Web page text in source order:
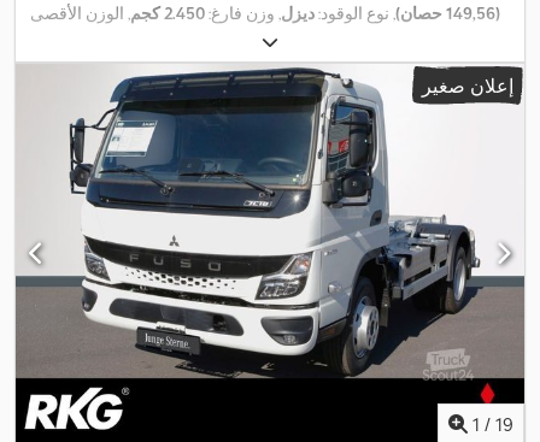
(149,56 حصان)
, نوع الوقود:ديزل , وزن فارغ:2.450 كجم
, الوزن الأقصى
, الوزن الإجمالي:
قاعدة العجلات:3.585 مم , وقود:ديزل, لون:رمادي, كابينة السائق:كابينة
نهارية, نوع التروس:ميكانيكي, فئة الانبعاثات:يورو 6 , تعليق:
, طول مساحة التحميل:3.000 مم , معدات:تكييف الهواء, قفل
مركزي, كمبيوتر على متن المركبة, مرشح السخام, نظام الفرامل
المانعة للانغلاق (ABS), نظام منع التشغيل, وسادة هوائية, وصلات
المقطورة,
إعلان صغير
1 / 19